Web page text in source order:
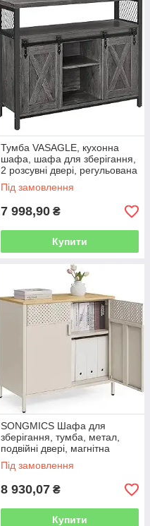
Тумба VASAGLE, кухонна
шафа, шафа для зберігання,
2 розсувні двері, регульована
полиця, промислова, для
вітальні, сіро-чорний
Під замовлення
7 998,90 ₴
Купити
SONGMICS Шафа для
зберігання, тумба, метал,
подвійні двері, магнітна
застібка, сталевий каркас, 40
x 80 x 76 см, пісочно-
Під замовлення
8 930,07 ₴
Купити